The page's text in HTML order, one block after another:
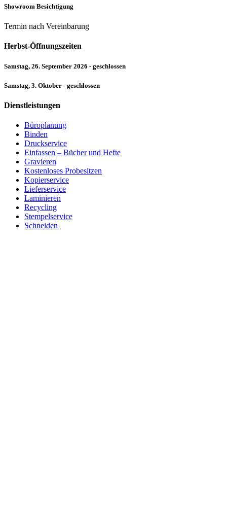
Showroom Besichtigung
Termin nach Vereinbarung
Herbst-Öffnungszeiten
Samstag, 26. September 2026 - geschlossen
Samstag, 3. Oktober - geschlossen
Dienstleistungen
Büroplanung
Binden
Druckservice
Einfassen – Bücher und Hefte
Gravieren
Kostenloses Probesitzen
Kopierservice
Lieferservice
Laminieren
Recycling
Stempelservice
Schneiden